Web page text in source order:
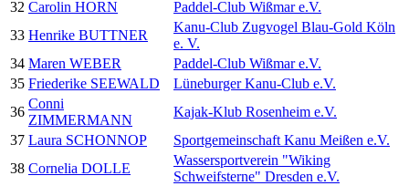
32 Carolin HORN
Paddel-Club Wißmar e.V.
33 Henrike BUTTNER
Kanu-Club Zugvogel Blau-Gold Köln
e. V.
34 Maren WEBER
Paddel-Club Wißmar e.V.
35 Friederike SEEWALD
Lüneburger Kanu-Club e.V.
36
Conni
ZIMMERMANN
Kajak-Klub Rosenheim e.V.
37 Laura SCHONNOP
Sportgemeinschaft Kanu Meißen e.V.
38 Cornelia DOLLE
Wassersportverein "Wiking
Schweifsterne" Dresden e.V.